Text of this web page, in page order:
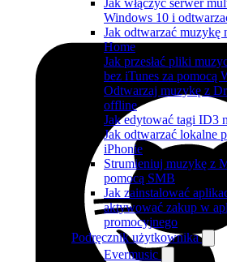
Jak włączyć serwer
Windows 10 i
Jak odtwarzać
Home
Jak przesłać pliki
bez iTunes za pomocą
Odtwarzaj muzykę z
offline
Jak edytować tagi ID3
Jak odtwarzać lokalne
iPhonie
Strumieniuj muzykę z
pomocą SMB
Jak zainstalować
aktywować zakup w
promocyjnego
Podręcznik użytkownika
Evermusic